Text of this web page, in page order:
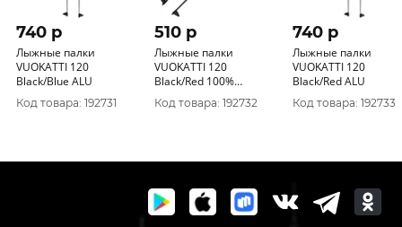
740 p
Лыжные палки
VUOKATTI 120
Black/Blue ALU
Код товара: 192731
510 p
Лыжные палки
VUOKATTI 120
Black/Red 100%
стекловолокно
Код товара: 192732
740 p
Лыжные палки
VUOKATTI 120
Black/Red ALU
Код товара: 192733